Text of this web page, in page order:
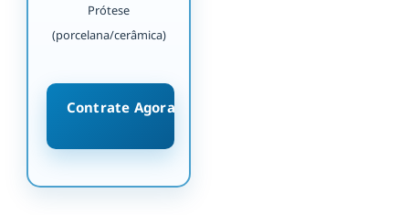
Prótese
(porcelana/cerâmica)
Contrate Agora